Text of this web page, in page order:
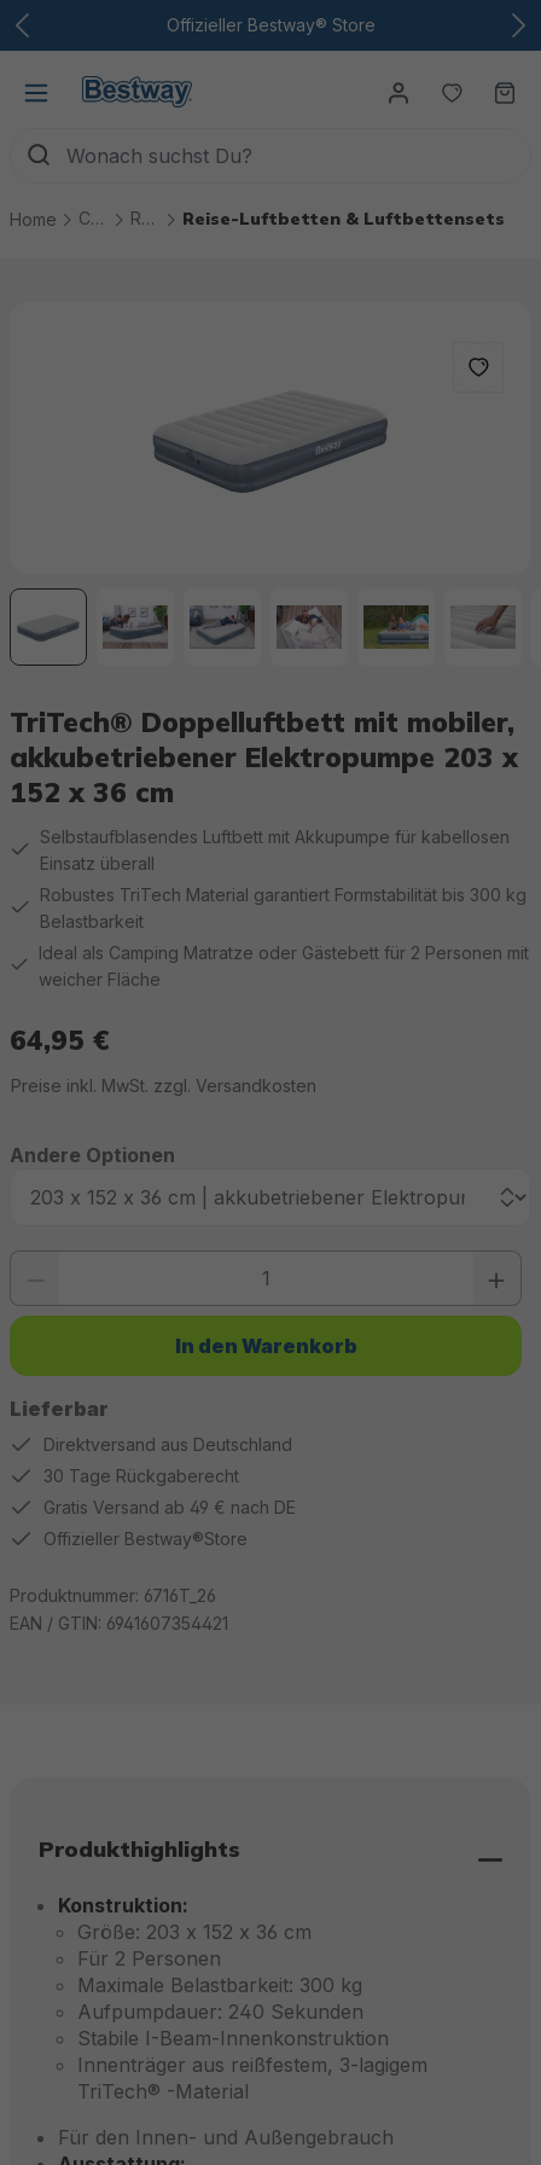
Zum Hauptinhalt Offizieller Bestway® Store
Du
Home Camping Reiseluftbetten & Isomatten Reise-Luftbetten & Luftbettensets
TriTech® Doppelluftbett mit mobiler,
akkubetriebener Elektropumpe 203 x
152 x 36 cm
Selbstaufblasendes Luftbett mit Akkupumpe für kabellosen
Einsatz überall
Robustes TriTech Material garantiert Formstabilität bis 300 kg
Belastbarkeit
Ideal als Camping Matratze oder Gästebett für 2 Personen mit
weicher Fläche
64,95 €
Preise inkl. MwSt. zzgl. Versandkosten
Lieferbar
Andere Optionen
Produkt Anzahl: Gib den gewünschten Wert ein oder benutze die
In den Warenkorb
Direktversand aus Deutschland
30 Tage Rückgaberecht
Gratis Versand ab 49 € nach DE
Offizieller Bestway®Store
Produktnummer: 6716T_26
EAN / GTIN: 6941607354421
Produkthighlights
Konstruktion:
Größe: 203 x 152 x 36 cm
Für 2 Personen
Maximale Belastbarkeit: 300 kg
Aufpumpdauer: 240 Sekunden
Stabile I-Beam-Innenkonstruktion
Innenträger aus reißfestem, 3-lagigem
TriTech® -Material
Für den Innen- und Außengebrauch